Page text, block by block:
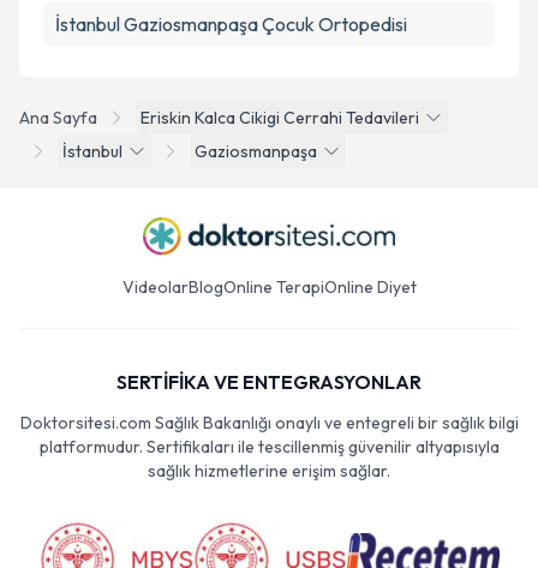
Ana Sayfa
Eriskin Kalca Cikigi Cerrahi Tedavileri
İstanbul
Gaziosmanpaşa
İstanbul Gaziosmanpaşa Çocuk Ortopedisi
VideolarBlogOnline TerapiOnline Diyet
SERTİFİKA VE ENTEGRASYONLAR
Doktorsitesi.com Sağlık Bakanlığı onaylı ve entegreli bir sağlık bilgi
platformudur. Sertifikaları ile tescillenmiş güvenilir altyapısıyla
sağlık hizmetlerine erişim sağlar.